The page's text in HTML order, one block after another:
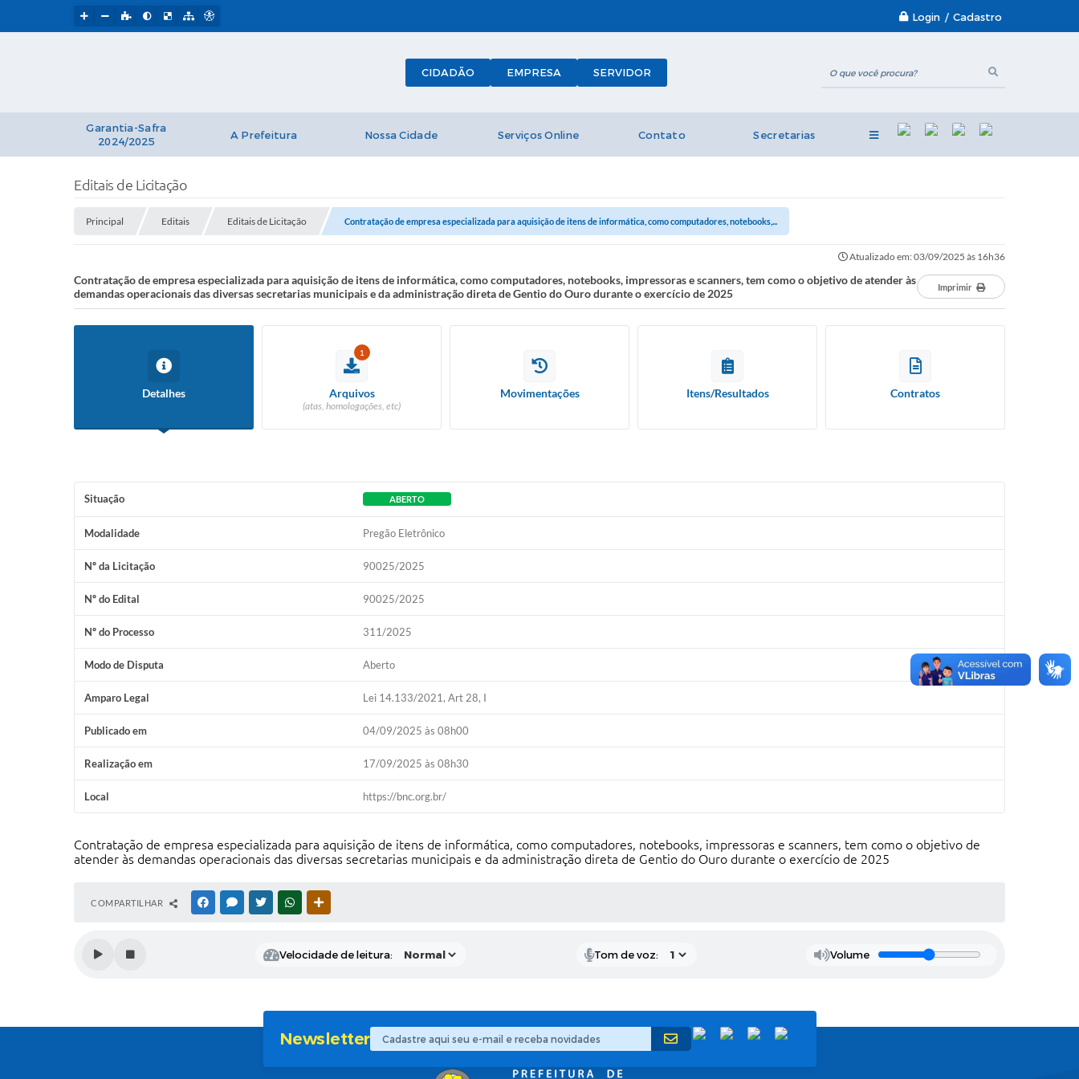
Login / Cadastro
CIDADÃO EMPRESA SERVIDOR
Garantia-Safra
2024/2025
A Prefeitura Nossa Cidade Serviços Online Contato Secretarias
Editais de Licitação
Principal Editais Editais de Licitação Contratação de empresa especializada para aquisição de itens de informática, como computadores, notebooks,...
Atualizado em: 03/09/2025 às 16h36
Contratação de empresa especializada para aquisição de itens de informática, como computadores, notebooks, impressoras e scanners, tem como o objetivo de atender às
demandas operacionais das diversas secretarias municipais e da administração direta de Gentio do Ouro durante o exercício de 2025
Imprimir
Detalhes
1
Arquivos
(atas, homologações, etc)
Movimentações Itens/Resultados Contratos
Situação ABERTO
Modalidade Pregão Eletrônico
Nº da Licitação 90025/2025
Nº do Edital 90025/2025
Nº do Processo 311/2025
Modo de Disputa Aberto
Amparo Legal Lei 14.133/2021, Art 28, I
Publicado em 04/09/2025 às 08h00
Realização em 17/09/2025 às 08h30
Local https://bnc.org.br/
Contratação de empresa especializada para aquisição de itens de informática, como computadores, notebooks, impressoras e scanners, tem como o objetivo de
atender às demandas operacionais das diversas secretarias municipais e da administração direta de Gentio do Ouro durante o exercício de 2025
COMPARTILHAR FACEBOOKMESSENGER
TWITTERWHATSAPP
Velocidade de leitura: Tom de voz: Volume
Newsletter